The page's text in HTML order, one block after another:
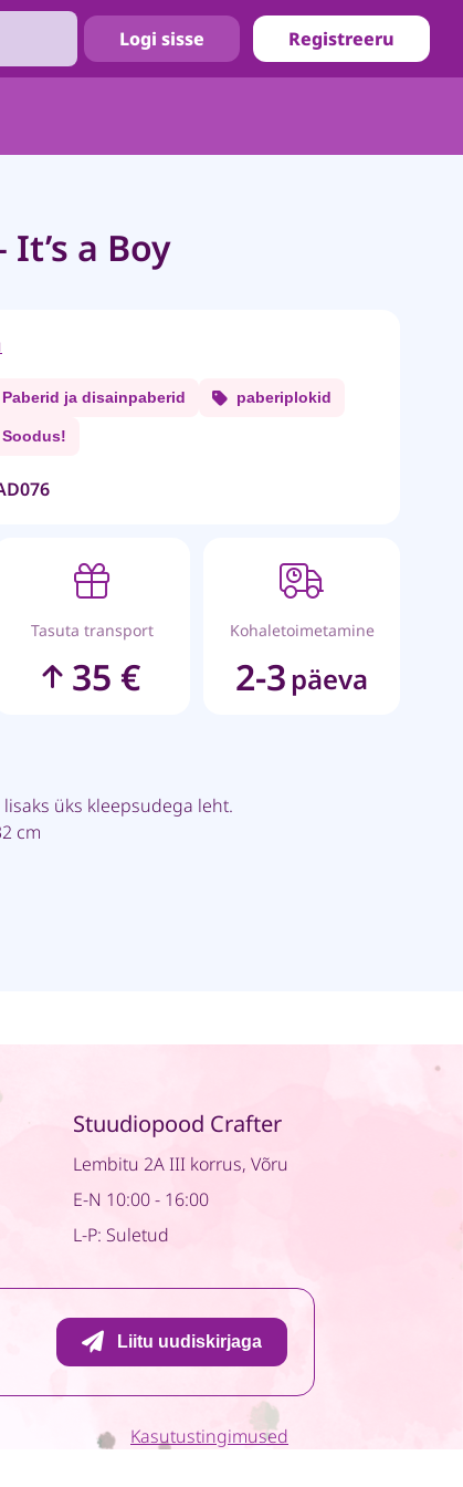
Logi sisse Registreeru
a Boy
Paberid ja disainpaberid paberiplokid
Soodus!
Tasuta transport
35 €
Kohaletoimetamine
2-3 päeva
üks kleepsudega leht.
cm
Stuudiopood Crafter
Lembitu 2A III korrus, Võru
E-N 10:00 - 16:00
L-P: Suletud
Liitu uudiskirjaga
Kasutustingimused